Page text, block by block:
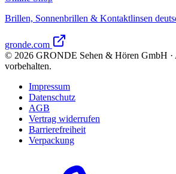
Brillen, Sonnenbrillen & Kontaktlinsen
gronde.com
© 2026 GRONDE Sehen & Hören GmbH ·
vorbehalten.
Impressum
Datenschutz
AGB
Vertrag widerrufen
Barrierefreiheit
Verpackung